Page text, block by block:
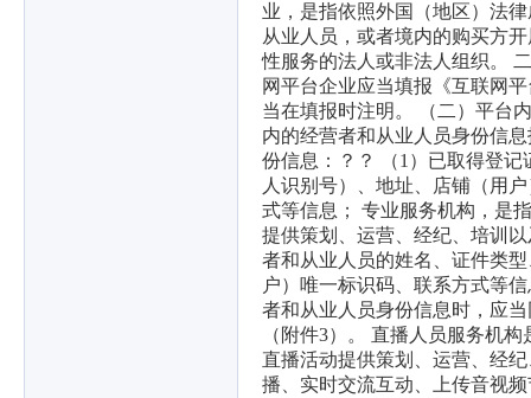
业，是指依照外国（地区）法
从业人员，或者境内的购买方
性服务的法人或非法人组织。
网平台企业应当填报《互联网
当在填报时注明。 （二）平台
内的经营者和从业人员身份信
份信息：？？ （1）已取得登
人识别号）、地址、店铺（用
式等信息； 专业服务机构，是
提供策划、运营、经纪、培训
者和从业人员的姓名、证件类
户）唯一标识码、联系方式等
者和从业人员身份信息时，应
（附件3）。 直播人员服务机
直播活动提供策划、运营、经
播、实时交流互动、上传音视